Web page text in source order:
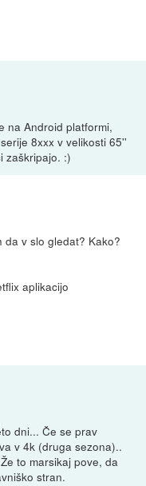
na Android platformi,
8xxx v velikosti 65''
zaškripajo. :)
v slo gledat? Kako?
aplikacijo
dni... Če se prav
v 4k (druga sezona)..
to marsikaj pove, da
stran.